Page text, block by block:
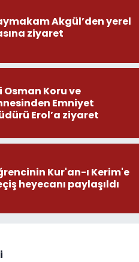
Akgül’den yerel
ziyaret
Osman Koru ve
Emniyet
Erol’a ziyaret
Kur'an-ı Kerim'e
heyecanı paylaşıldı